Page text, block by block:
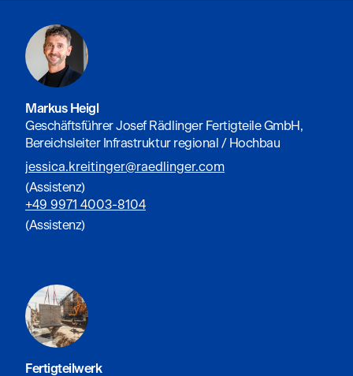
Markus Heigl
Geschäftsführer Josef Rädlinger Fertigteile GmbH,
Bereichsleiter Infrastruktur regional / Hochbau
jessica.kreitinger@raedlinger.com
(Assistenz)
+49 9971 4003-8104
(Assistenz)
Fertigteilwerk